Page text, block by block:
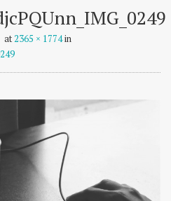
at2365 × 1774in